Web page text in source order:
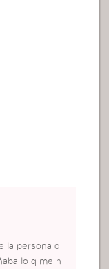
la persona q
lo q me h